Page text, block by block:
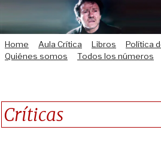
Home Aula Crítica Libros
Política
Quiénes somos
Todos los números
Críticas